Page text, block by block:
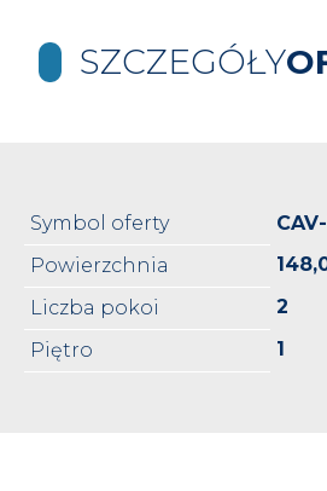
SZCZEGÓŁY
Symbol oferty
Powierzchnia
Liczba pokoi
2
Piętro
1